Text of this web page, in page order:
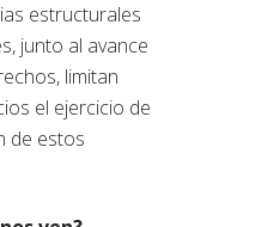
estructurales
junto al avance
limitan
el ejercicio de
de estos